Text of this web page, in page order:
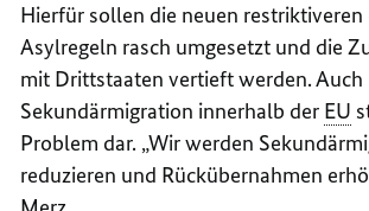
Hierfür sollen die neuen restriktiveren
Asylregeln rasch umgesetzt und die
mit Drittstaaten vertieft werden. Auch
Sekundärmigration innerhalb der EU
Problem dar. „Wir werden
reduzieren und Rückübernahmen